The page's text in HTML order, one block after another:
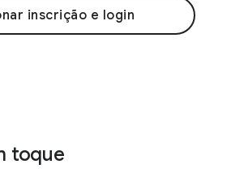
inscrição e login
toque